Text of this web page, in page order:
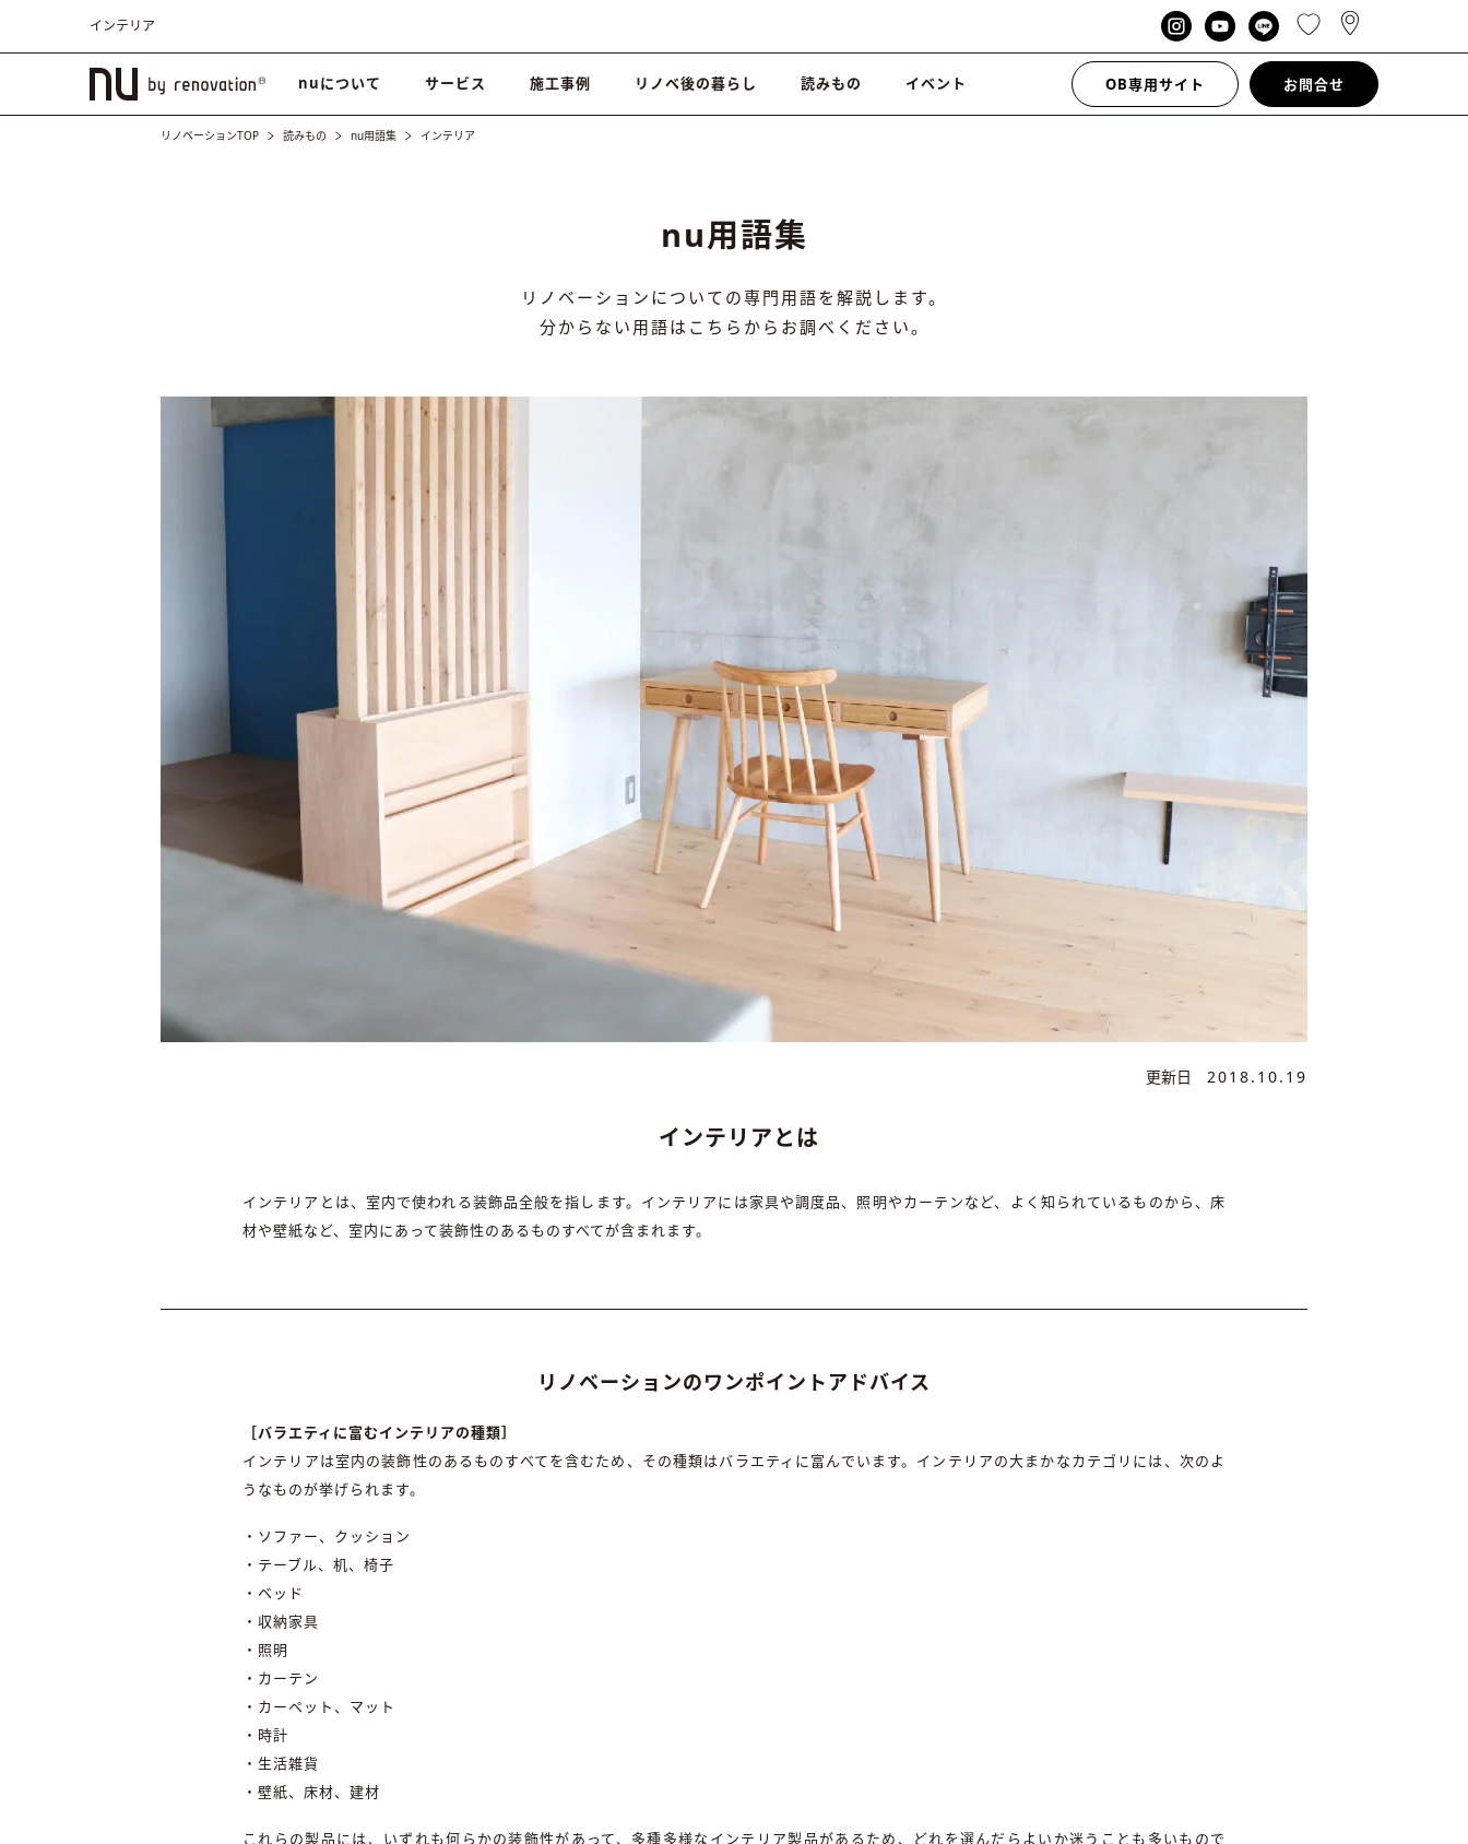
インテリア
nuについて サービス 施工事例 リノベ後の暮らし 読みもの イベント OB専用サイト お問合せ
リノベーションTOP 読みもの nu用語集 インテリア
nu用語集
リノベーションについての専門用語を解説します。
分からない用語はこちらからお調べください。
更新日 2018.10.19
インテリアとは
インテリアとは、室内で使われる装飾品全般を指します。インテリアには家具や調度品、照明やカーテンなど、よく知られているものから、床
材や壁紙など、室内にあって装飾性のあるものすべてが含まれます。
リノベーションのワンポイントアドバイス
［バラエティに富むインテリアの種類］
インテリアは室内の装飾性のあるものすべてを含むため、その種類はバラエティに富んでいます。インテリアの大まかなカテゴリには、次のよ
うなものが挙げられます。
・ソファー、クッション
・テーブル、机、椅子
・ベッド
・収納家具
・照明
・カーテン
・カーペット、マット
・時計
・生活雑貨
・壁紙、床材、建材
これらの製品には、いずれも何らかの装飾性があって、多種多様なインテリア製品があるため、どれを選んだらよいか迷うことも多いもので